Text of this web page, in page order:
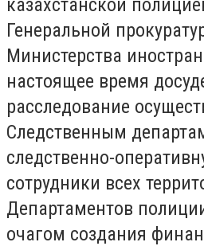
Генеральной
Министерства
настоящее время
расследование
Следственным
следственно-
сотрудники всех
Департаментов
очагом создания